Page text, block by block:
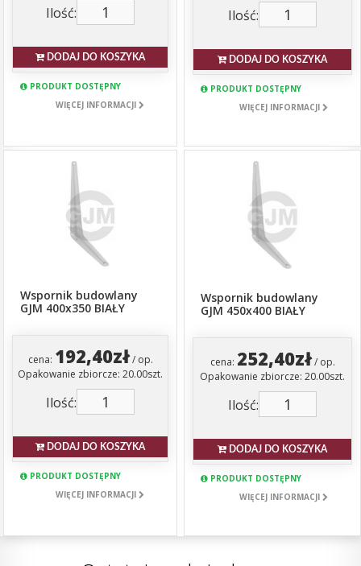
Ilość:
DODAJ DO KOSZYKA
PRODUKT DOSTĘPNY
WIĘCEJ INFORMACJI
Ilość:
DODAJ DO KOSZYKA
PRODUKT DOSTĘPNY
WIĘCEJ INFORMACJI
Wspornik budowlany
GJM 400x350 BIAŁY
cena: 192,40zł/ op.
Opakowanie zbiorcze: 20.00szt.
Ilość:
DODAJ DO KOSZYKA
PRODUKT DOSTĘPNY
WIĘCEJ INFORMACJI
Wspornik budowlany
GJM 450x400 BIAŁY
cena: 252,40zł/ op.
Opakowanie zbiorcze: 20.00szt.
Ilość:
DODAJ DO KOSZYKA
PRODUKT DOSTĘPNY
WIĘCEJ INFORMACJI